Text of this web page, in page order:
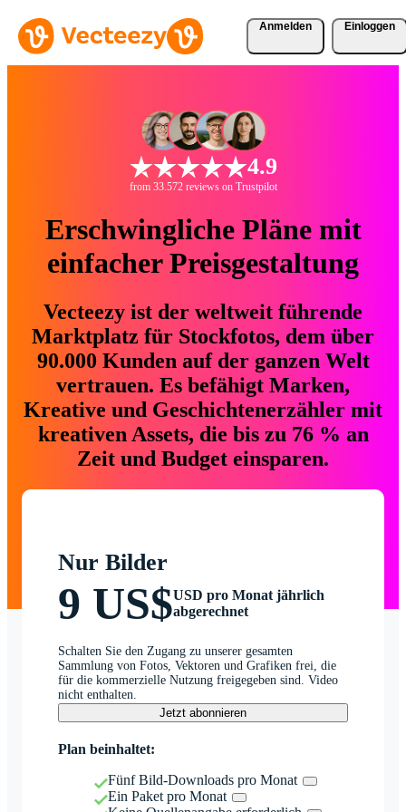
Anmelden Einloggen
4.9
from 33.572 reviews on Trustpilot
Erschwingliche Pläne mit
einfacher Preisgestaltung
Vecteezy ist der weltweit führende
Marktplatz für Stockfotos, dem über
90.000 Kunden auf der ganzen Welt
vertrauen. Es befähigt Marken,
Kreative und Geschichtenerzähler mit
kreativen Assets, die bis zu 76 % an
Zeit und Budget einsparen.
Nur Bilder
9 US$USD pro Monat jährlich
abgerechnet
Schalten Sie den Zugang zu unserer gesamten
Sammlung von Fotos, Vektoren und Grafiken frei, die
für die kommerzielle Nutzung freigegeben sind. Video
nicht enthalten.
Jetzt abonnieren
Plan beinhaltet:
Fünf Bild-Downloads pro Monat
Ein Paket pro Monat